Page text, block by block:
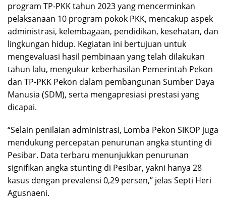
program TP-PKK tahun 2023 yang mencerminkan
pelaksanaan 10 program pokok PKK, mencakup aspek
administrasi, kelembagaan, pendidikan, kesehatan, dan
lingkungan hidup. Kegiatan ini bertujuan untuk
mengevaluasi hasil pembinaan yang telah dilakukan
tahun lalu, mengukur keberhasilan Pemerintah Pekon
dan TP-PKK Pekon dalam pembangunan Sumber Daya
Manusia (SDM), serta mengapresiasi prestasi yang
dicapai.
“Selain penilaian administrasi, Lomba Pekon SIKOP juga
mendukung percepatan penurunan angka stunting di
Pesibar. Data terbaru menunjukkan penurunan
signifikan angka stunting di Pesibar, yakni hanya 28
kasus dengan prevalensi 0,29 persen,” jelas Septi Heri
Agusnaeni.